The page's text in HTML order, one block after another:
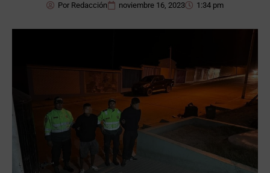
Por Redacción noviembre 16, 2023 1:34 pm